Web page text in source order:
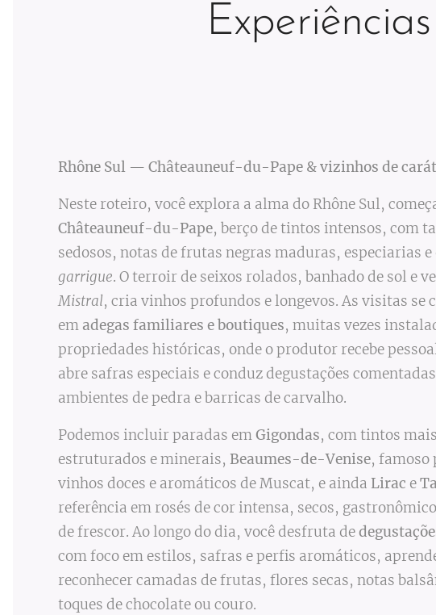
Rhône Sul — Châteauneuf-du-Pape & vizinhos de
Neste roteiro, você explora a alma do Rhône Sul,
Châteauneuf-du-Pape, berço de tintos intensos, com
sedosos, notas de frutas negras maduras, especiarias e
garrigue. O terroir de seixos rolados, banhado de sol e
Mistral, cria vinhos profundos e longevos. As visitas se
em adegas familiares e boutiques, muitas vezes
propriedades históricas, onde o produtor recebe
abre safras especiais e conduz degustações
ambientes de pedra e barricas de carvalho.
Podemos incluir paradas emGigondas, com tintos mais
estruturados e minerais, Beaumes-de-Venise, famoso
vinhos doces e aromáticos de Muscat, e ainda Lirac e
referência em rosés de cor intensa, secos,
de frescor. Ao longo do dia, você desfruta de
com foco em estilos, safras e perfis aromáticos,
reconhecer camadas de frutas, flores secas, notas
toques de chocolate ou couro.